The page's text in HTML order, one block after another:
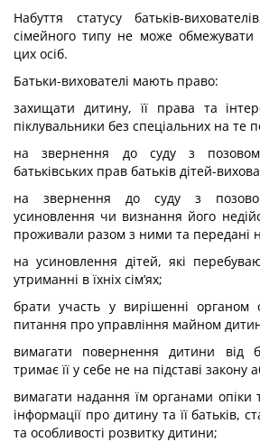
Набуття статусу батьків-
сімейного типу не може обмежувати
цих осіб.
Батьки-вихователі мають право:
захищати дитину, її права та
піклувальники без спеціальних на те
на звернення до суду з
батьківських прав батьків дітей-
на звернення до суду з
усиновлення чи визнання його
проживали разом з ними та передані
на усиновлення дітей, які
утриманні в їхніх сім’ях;
брати участь у вирішенні органом
питання про управління майном
вимагати повернення дитини від
тримає її у себе не на підставі закону
вимагати надання їм органами опіки
інформації про дитину та її батьків,
та особливості розвитку дитини;